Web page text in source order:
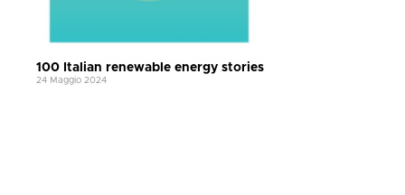
100 Italian renewable energy stories
24 Maggio 2024